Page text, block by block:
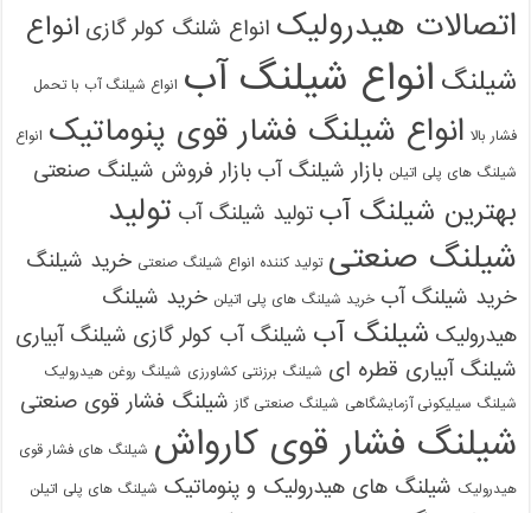
اتصالات هیدرولیک انواع شلنگ کولر گازی انواع
شیلنگ انواع شیلنگ آب انواع شیلنگ آب با تحمل
فشار بالا انواع شیلنگ فشار قوی پنوماتیک انواع
شیلنگ های پلی اتیلن بازار شیلنگ آب بازار فروش شیلنگ صنعتی
بهترین شیلنگ آب تولید شیلنگ آب تولید
شیلنگ صنعتی تولید کننده انواع شیلنگ صنعتی خرید شیلنگ
خرید شیلنگ آب خرید شیلنگ های پلی اتیلن خرید شیلنگ
هیدرولیک شیلنگ آب شیلنگ آب کولر گازی شیلنگ آبیاری
شیلنگ آبیاری قطره ای شیلنگ برزنتی کشاورزی شیلنگ روغن هیدرولیک
شیلنگ سیلیکونی آزمایشگاهی شیلنگ صنعتی گاز شیلنگ فشار قوی صنعتی
شیلنگ فشار قوی کارواش شیلنگ های فشار قوی
هیدرولیک شیلنگ های هیدرولیک و پنوماتیک شیلنگ های پلی اتیلن